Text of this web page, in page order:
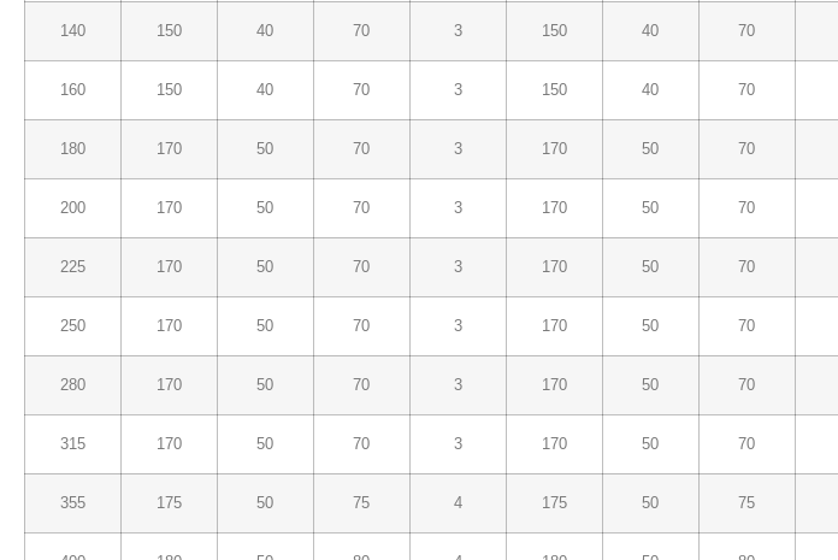
140 150 40 70 3 150 40 70
160 150 40 70 3 150 40 70
180 170 50 70 3 170 50 70
200 170 50 70 3 170 50 70
225 170 50 70 3 170 50 70
250 170 50 70 3 170 50 70
280 170 50 70 3 170 50 70
315 170 50 70 3 170 50 70
355 175 50 75 4 175 50 75